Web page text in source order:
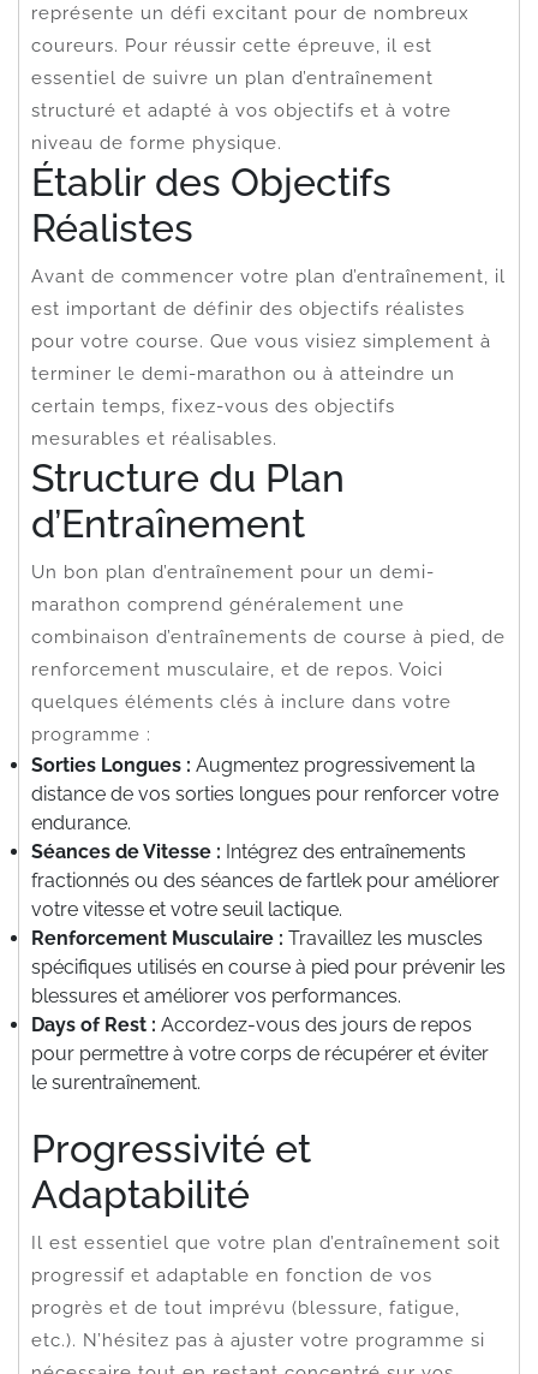
représente un défi excitant pour de nombreux
coureurs. Pour réussir cette épreuve, il est
essentiel de suivre un plan d’entraînement
structuré et adapté à vos objectifs et à votre
niveau de forme physique.
Établir des Objectifs
Réalistes
Avant de commencer votre plan d’entraînement, il
est important de définir des objectifs réalistes
pour votre course. Que vous visiez simplement à
terminer le demi-marathon ou à atteindre un
certain temps, fixez-vous des objectifs
mesurables et réalisables.
Structure du Plan
d’Entraînement
Un bon plan d’entraînement pour un demi-
marathon comprend généralement une
combinaison d’entraînements de course à pied, de
renforcement musculaire, et de repos. Voici
quelques éléments clés à inclure dans votre
programme :
Sorties Longues : Augmentez progressivement la
distance de vos sorties longues pour renforcer votre
endurance.
Séances de Vitesse : Intégrez des entraînements
fractionnés ou des séances de fartlek pour améliorer
votre vitesse et votre seuil lactique.
Renforcement Musculaire : Travaillez les muscles
spécifiques utilisés en course à pied pour prévenir les
blessures et améliorer vos performances.
Days of Rest : Accordez-vous des jours de repos
pour permettre à votre corps de récupérer et éviter
le surentraînement.
Progressivité et
Adaptabilité
Il est essentiel que votre plan d’entraînement soit
progressif et adaptable en fonction de vos
progrès et de tout imprévu (blessure, fatigue,
etc.). N’hésitez pas à ajuster votre programme si